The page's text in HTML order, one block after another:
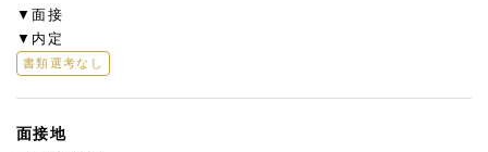
▼面接
▼内定
書類選考なし
面接地